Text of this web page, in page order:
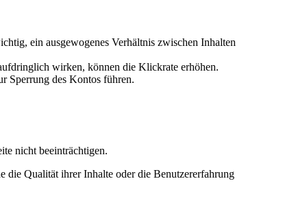
ein ausgewogenes Verhältnis zwischen Inhalten
wirken, können die Klickrate erhöhen.
Sperrung des Kontos führen.
nicht beeinträchtigen.
die Qualität ihrer Inhalte oder die Benutzererfahrung